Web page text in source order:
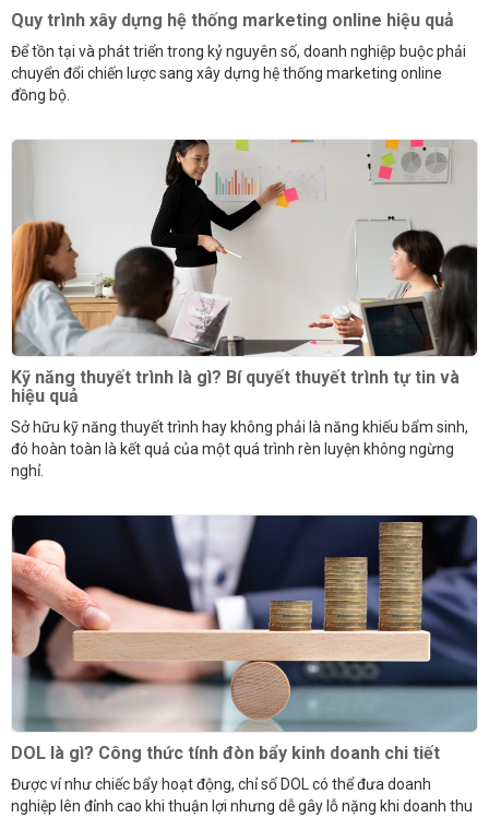
Quy trình xây dựng hệ thống marketing online hiệu quả
Để tồn tại và phát triển trong kỷ nguyên số, doanh nghiệp buộc phải
chuyển đổi chiến lược sang xây dựng hệ thống marketing online
đồng bộ.
Kỹ năng thuyết trình là gì? Bí quyết thuyết trình tự tin và
hiệu quả
Sở hữu kỹ năng thuyết trình hay không phải là năng khiếu bẩm sinh,
đó hoàn toàn là kết quả của một quá trình rèn luyện không ngừng
nghỉ.
DOL là gì? Công thức tính đòn bẩy kinh doanh chi tiết
Được ví như chiếc bẩy hoạt động, chỉ số DOL có thể đưa doanh
nghiệp lên đỉnh cao khi thuận lợi nhưng dễ gây lỗ nặng khi doanh thu